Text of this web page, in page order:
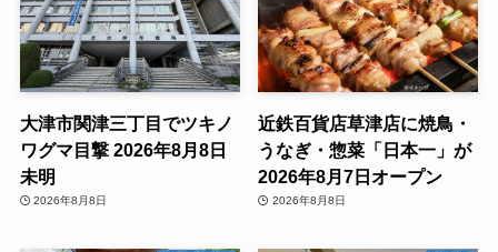
大津市関津三丁目でツキノ
ワグマ目撃 2026年8月8日
未明
2026年8月8日
近鉄百貨店草津店に焼鳥・
うなぎ・惣菜「日本一」が
2026年8月7日オープン
2026年8月8日